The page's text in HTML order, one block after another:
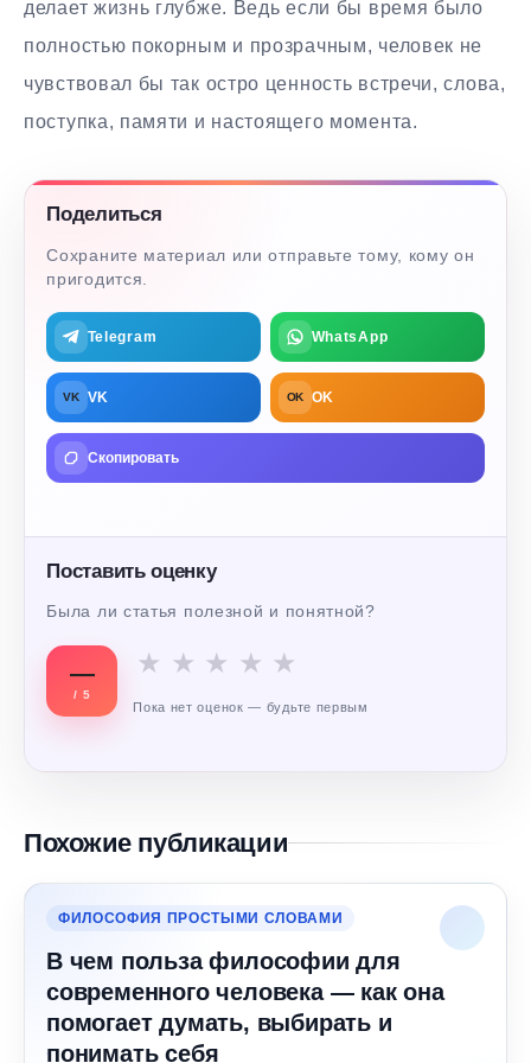
делает жизнь глубже. Ведь если бы время было
полностью покорным и прозрачным, человек не
чувствовал бы так остро ценность встречи, слова,
поступка, памяти и настоящего момента.
Поделиться
Сохраните материал или отправьте тому, кому он
пригодится.
Telegram WhatsApp
VK VK OK OK
Скопировать
Поставить оценку
Была ли статья полезной и понятной?
—
/ 5
★ ★ ★ ★ ★
Пока нет оценок — будьте первым
Похожие публикации
ФИЛОСОФИЯ ПРОСТЫМИ СЛОВАМИ
В чем польза философии для
современного человека — как она
помогает думать, выбирать и
понимать себя